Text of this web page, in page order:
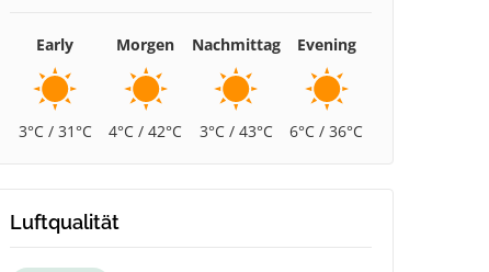
Early
3°C / 31°C
Morgen
4°C / 42°C
Nachmittag
3°C / 43°C
Evening
6°C / 36°C
Luftqualität